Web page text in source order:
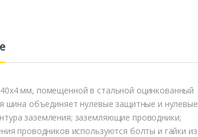
мм, помещенной в стальной оцинкованный
шина объединяет нулевые защитные и нулевые
заземления; заземляющие проводники;
проводников используются болты и гайки из